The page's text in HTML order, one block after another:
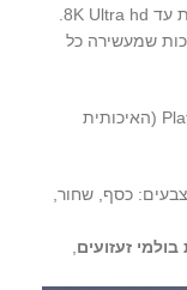
שמעשירה כל
- Platinum Max 800 ultra clear (האיכותית
- מיועד לתמונות זכוכית, קיים ב3 צבעים: כסף, שחור,
בולמי זעזועים